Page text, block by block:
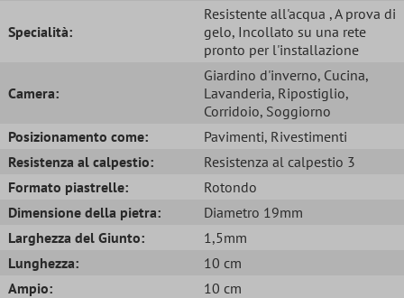
Specialità:
Resistente all'acqua , A prova di
gelo, Incollato su una rete
pronto per l'installazione
Camera:
Giardino d'inverno, Cucina,
Lavanderia, Ripostiglio,
Corridoio, Soggiorno
Posizionamento come:
Pavimenti, Rivestimenti
Resistenza al calpestio:
Resistenza al calpestio 3
Formato piastrelle:
Rotondo
Dimensione della pietra:
Diametro 19mm
Larghezza del Giunto:
1,5mm
Lunghezza:
10 cm
Ampio:
10 cm